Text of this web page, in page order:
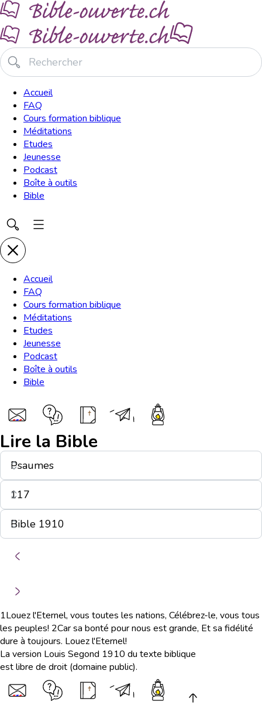
Accueil
FAQ
Cours formation biblique
Méditations
Etudes
Jeunesse
Podcast
Boîte à outils
Bible
Accueil
FAQ
Cours formation biblique
Méditations
Etudes
Jeunesse
Podcast
Boîte à outils
Bible
Lire la Bible
1Louez l'Eternel, vous toutes les nations, Célébrez-le, vous tous
les peuples! 2Car sa bonté pour nous est grande, Et sa fidélité
dure à toujours. Louez l'Eternel!
La version Louis Segond 1910 du texte biblique
est libre de droit (domaine public).